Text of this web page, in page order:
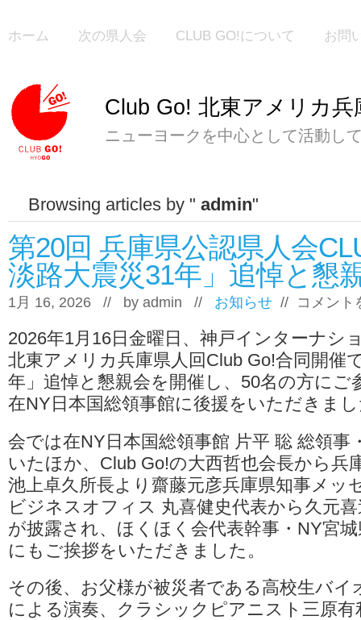
Club Go! 北東アメリカ兵
ニューヨークを中心として活動し
ホーム 次の県人会 CLUB GO!について お問
Browsing articles by " admin"
第20回 兵庫県公認県人会
淡路大震災31年」追悼と懇
1月 16, 2026 // by admin // お知らせ //
第
20
兵
庫
県
公
認
県
会
CLUB
GO！
「阪
神
路
大
年」
追
悼
コメント
2026年1月16日金曜日、神戸インターナシ
北東アメリカ兵庫県人回Club Go!合同開催
年」追悼と懇親会を開催し、50名の方に
在NY日本国総領事館に後援をいただきま
会では在NY日本国総領事館 片平 聡 総領事
いたほか、Club Go!の大西哲也会長から兵
池上卓久所長より齋藤元彦兵庫県知事メッ
ビジネスオフィス 丸喜健史代表から久元
が披露され、ほくほく会代表幹事・NY宮
にもご挨拶をいただきました。
その後、お父様が被災者である高校生バイ
による演奏、クラシックピアニスト三原